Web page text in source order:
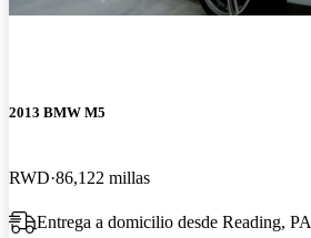
2013 BMW M5
RWD 86,122 millas
Entrega a domicilio desde Reading, PA